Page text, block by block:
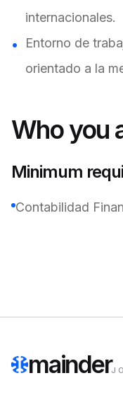
internacionales.
Entorno de
orientado a la
Who you
Minimum
Contabilidad
mainder